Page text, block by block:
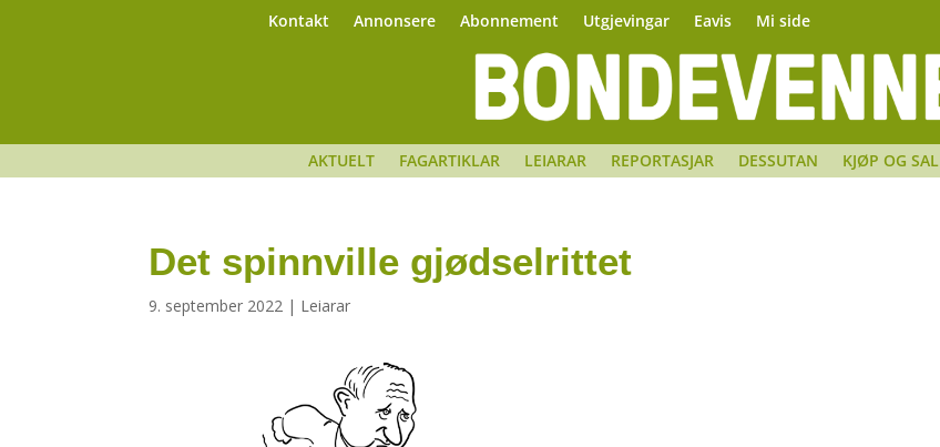
Kontakt Annonsere Abonnement Utgjevingar Eavis Mi side
AKTUELT FAGARTIKLAR LEIARAR REPORTASJAR DESSUTAN KJØP OG SAL
Det spinnville gjødselrittet
9. september 2022 | Leiarar